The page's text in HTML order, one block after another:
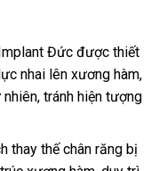
Đức được thiết
nhai lên xương hàm,
tránh hiện tượng
thay thế chân răng bị